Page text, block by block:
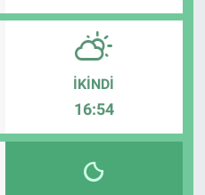
İKINDI
16:54